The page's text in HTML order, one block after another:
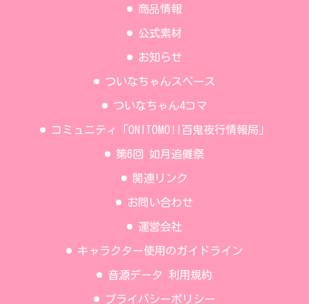
商品情報
公式素材
お知らせ
ついなちゃんスペース
ついなちゃん4コマ
コミュニティ「ONITOMO!!百鬼夜行情報局」
第6回 如月追儺祭
関連リンク
お問い合わせ
運営会社
キャラクター使用のガイドライン
音源データ 利用規約
プライバシーポリシー